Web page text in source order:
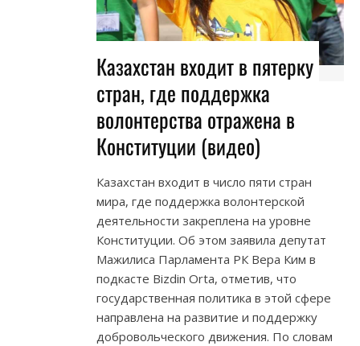
Казахстан входит в пятерку
стран, где поддержка
волонтерства отражена в
Конституции (видео)
Казахстан входит в число пяти стран
мира, где поддержка волонтерской
деятельности закреплена на уровне
Конституции. Об этом заявила депутат
Мажилиса Парламента РК Вера Ким в
подкасте Bizdin Orta, отметив, что
государственная политика в этой сфере
направлена на развитие и поддержку
добровольческого движения. По словам